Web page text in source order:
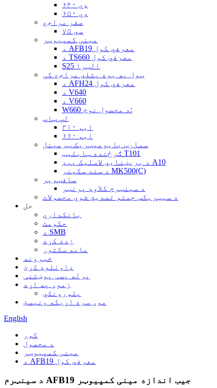
ډي ۶۴۰
ډي ۶۵۰
صفر مراجع
سي ۷۵
مینی کمپیوټر
د AFB19 معرفي کول
د TS660 معرفي کول
S25 الټرا
ټول په یوه پتلي مراجع کې
د AFH24 معرفي کول
د V640
د V660
W660 د محصول نوم:
لپ ټاپ
ایم ۳۱۰
ایم ۶۶۰
سمارټ بایومیټریک ټرمینل
ګرځنده ټابلیټ T101
د برېښنايي لاسلیک پیډ A10
د سند سکینر MK500(C)
سافټویر
د سینټرم کلاوډ پرنټر
د سیټریکس چمتو تصدیق شوي محصولات
حل
بانکداري
حکومت
د SMB
زده کړه
عامه سکتور
خبرونه
ډاونلوډ کړئ
پرله پسې پوښتنې
زموږ په اړه
پلورونکي
موږ سره اړیکه ونیسئ
English
کور
د محصول
مینی کمپیوټر
د AFB19 معرفي کول
د سینټرم AFB19 جیب اندازه مینی کمپیوټر